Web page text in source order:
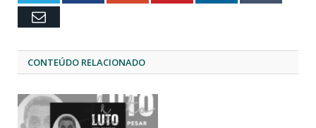
Email
CONTEÚDO RELACIONADO